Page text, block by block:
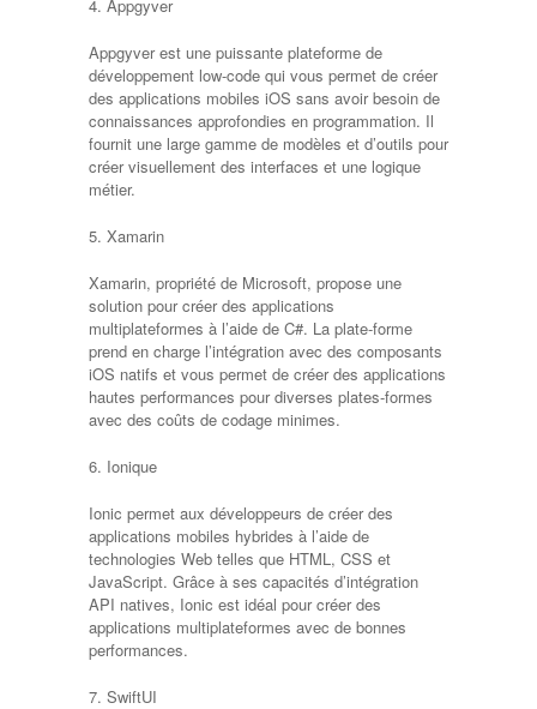
4. Appgyver
Appgyver est une puissante plateforme de
développement low-code qui vous permet de créer
des applications mobiles iOS sans avoir besoin de
connaissances approfondies en programmation. Il
fournit une large gamme de modèles et d’outils pour
créer visuellement des interfaces et une logique
métier.
5. Xamarin
Xamarin, propriété de Microsoft, propose une
solution pour créer des applications
multiplateformes à l’aide de C#. La plate-forme
prend en charge l’intégration avec des composants
iOS natifs et vous permet de créer des applications
hautes performances pour diverses plates-formes
avec des coûts de codage minimes.
6. Ionique
Ionic permet aux développeurs de créer des
applications mobiles hybrides à l’aide de
technologies Web telles que HTML, CSS et
JavaScript. Grâce à ses capacités d’intégration
API natives, Ionic est idéal pour créer des
applications multiplateformes avec de bonnes
performances.
7. SwiftUI